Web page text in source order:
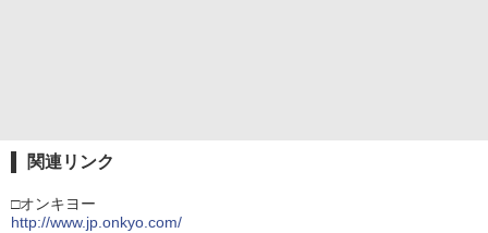
関連リンク
□オンキヨー
http://www.jp.onkyo.com/